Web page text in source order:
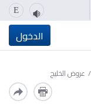
E
الدخول
عروض الخليج